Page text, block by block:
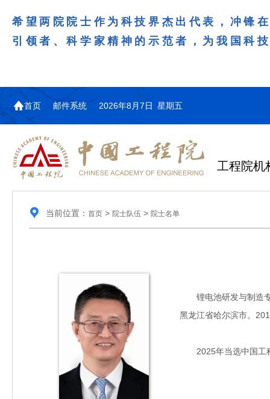
希望两院院士作为科技界杰出代表，冲锋
引领者、科学家精神的示范者，为我国科
首页 邮件系统 2026年8月7日 星期五
工程院机
当前位置： 首页> 院士队伍 > 院士名单
锂电池研发与制造专
黑龙江省哈尔滨市。
2025年当选中国工